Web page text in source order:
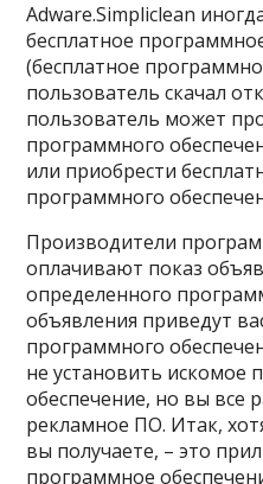
Adware.Simpliclean
бесплатное
(бесплатное
пользователь скачал
пользователь может
программного
или приобрести
программного
Производители
оплачивают показ
определенного
объявления приведут
программного
не установить искомое
обеспечение, но вы все
рекламное ПО. Итак,
вы получаете, – это
программное